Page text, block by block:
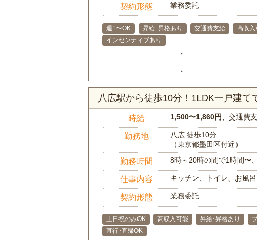
契約形態 業務委託
週1〜OK 昇給･昇格あり 交通費支給 高収入
インセンティブあり
八広駅から徒歩10分！1LDK一戸建て
時給 1,500〜1,860円 、交通費
勤務地
八広 徒歩10分
（東京都墨田区付近）
勤務時間 8時～20時の間で1時間〜
仕事内容 キッチン、トイレ、お風
契約形態 業務委託
土日祝のみOK 高収入可能 昇給･昇格あり
直行･直帰OK